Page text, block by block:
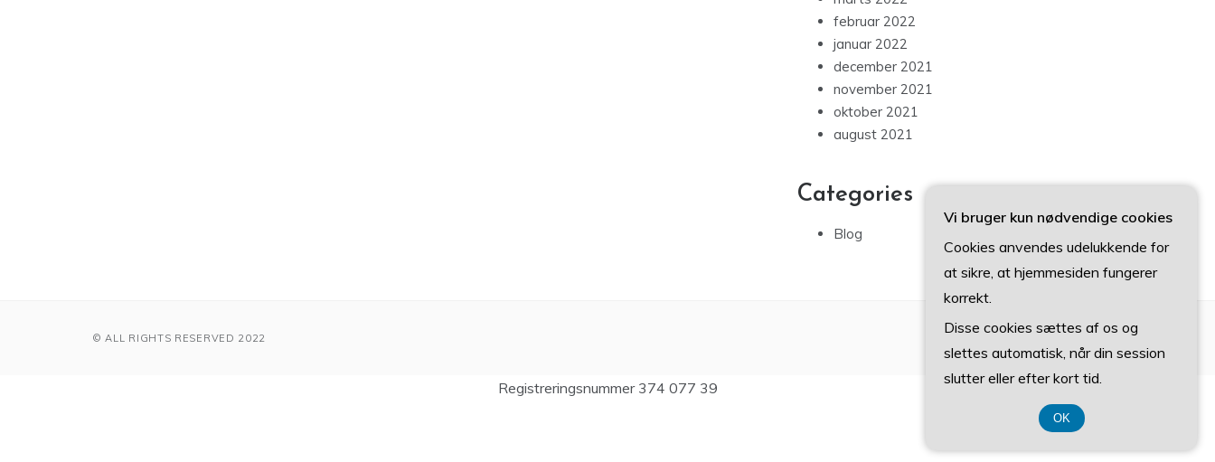
februar 2022
januar 2022
december 2021
november 2021
oktober 2021
august 2021
Categories
Blog
© ALL RIGHTS RESERVED 2022
Registreringsnummer 374 077 39
Vi bruger kun nødvendige cookies
Cookies anvendes udelukkende for
at sikre, at hjemmesiden fungerer
korrekt.
Disse cookies sættes af os og
slettes automatisk, når din session
slutter eller efter kort tid.
OK